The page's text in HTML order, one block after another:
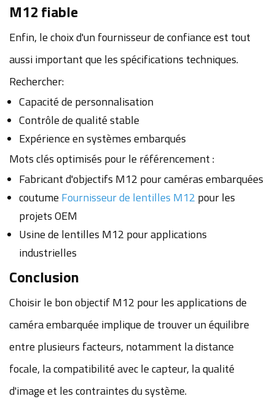
M12 fiable
Enfin, le choix d'un fournisseur de confiance est tout
aussi important que les spécifications techniques.
Rechercher:
Capacité de personnalisation
Contrôle de qualité stable
Expérience en systèmes embarqués
Mots clés optimisés pour le référencement :
Fabricant d'objectifs M12 pour caméras embarquées
coutume Fournisseur de lentilles M12 pour les
projets OEM
Usine de lentilles M12 pour applications
industrielles
Conclusion
Choisir le bon objectif M12 pour les applications de
caméra embarquée implique de trouver un équilibre
entre plusieurs facteurs, notamment la distance
focale, la compatibilité avec le capteur, la qualité
d'image et les contraintes du système.